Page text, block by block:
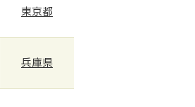
東京都
兵庫県